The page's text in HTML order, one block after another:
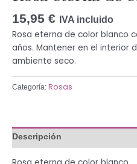
15,95 € IVA incluido
Rosa eterna de color blanco
años. Mantener en el interior
ambiente seco.
Categoría: Rosas
Descripción